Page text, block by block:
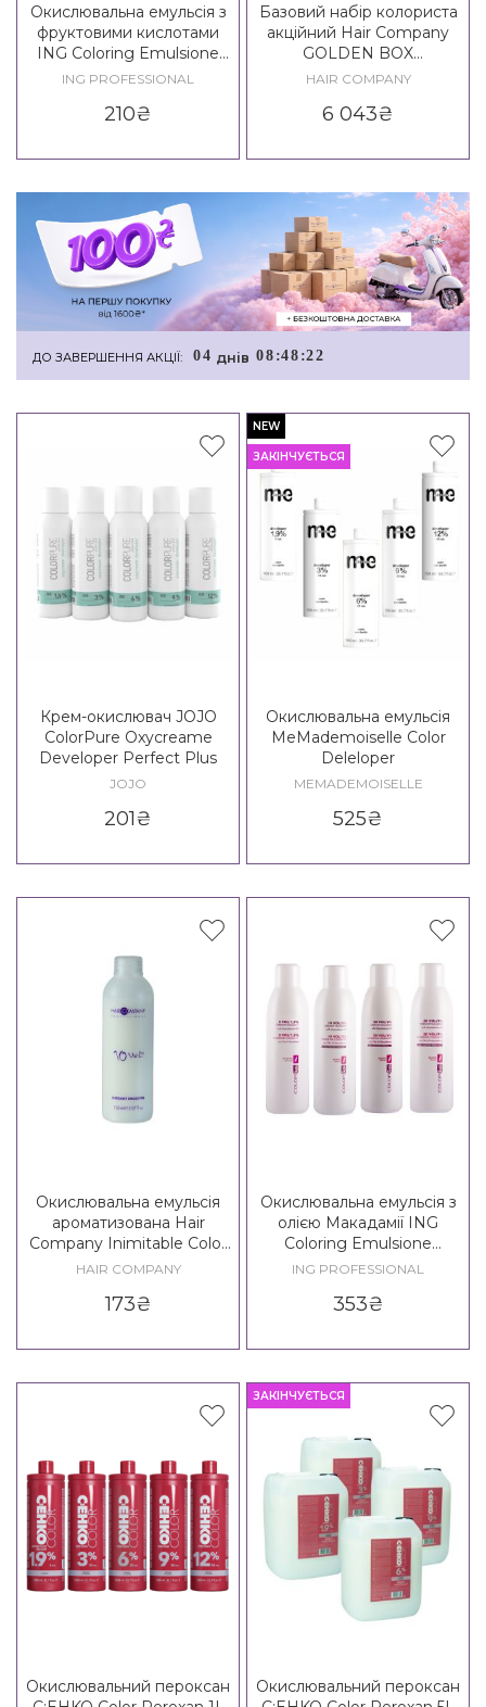
Окислювальна емульсія з
фруктовими кислотами
ING Coloring Emulsione
Oxidante
ING PROFESSIONAL
210₴
Базовий набір колориста
акційний Hair Company
GOLDEN BOX
PROFESSIONAL
HAIR COMPANY
6 043₴
ДО ЗАВЕРШЕННЯ АКЦІЇ: 04 днiв 08 :48 :22
Крем-окислювач JOJO
ColorPure Oxycreame
Developer Perfect Plus
JOJO
201₴
NEW
ЗАКІНЧУЄТЬСЯ
Окислювальна емульсія
MeMademoiselle Color
Deleloper
MEMADEMOISELLE
525₴
Окислювальна емульсія
ароматизована Hair
Company Inimitable Color
Oxidant Emulsion
HAIR COMPANY
173₴
Окислювальна емульсія з
олією Макадамії ING
Coloring Emulsione
Oxidante Sensitive
ING PROFESSIONAL
353₴
Окислювальний пероксан
ЗАКІНЧУЄТЬСЯ
Окислювальний пероксан